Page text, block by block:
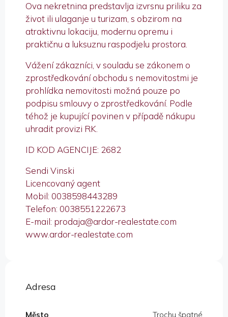
Ova nekretnina predstavlja izvrsnu priliku za
život ili ulaganje u turizam, s obzirom na
atraktivnu lokaciju, modernu opremu i
praktičnu a luksuznu raspodjelu prostora.
Vážení zákazníci, v souladu se zákonem o
zprostředkování obchodu s nemovitostmi je
prohlídka nemovitosti možná pouze po
podpisu smlouvy o zprostředkování. Podle
téhož je kupující povinen v případě nákupu
uhradit provizi RK.
ID KOD AGENCIJE: 2682
Sendi Vinski
Licencovaný agent
Mobil: 0038598443289
Telefon: 0038551222673
E-mail: prodaja@ardor-realestate.com
www.ardor-realestate.com
Adresa
Město Trochu špatné